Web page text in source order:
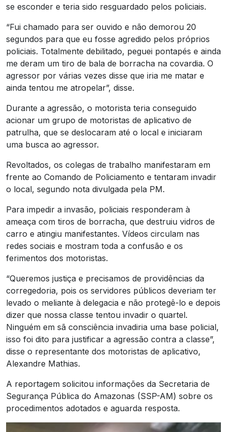
se esconder e teria sido resguardado pelos policiais.
“Fui chamado para ser ouvido e não demorou 20
segundos para que eu fosse agredido pelos próprios
policiais. Totalmente debilitado, peguei pontapés e ainda
me deram um tiro de bala de borracha na covardia. O
agressor por várias vezes disse que iria me matar e
ainda tentou me atropelar”, disse.
Durante a agressão, o motorista teria conseguido
acionar um grupo de motoristas de aplicativo de
patrulha, que se deslocaram até o local e iniciaram
uma busca ao agressor.
Revoltados, os colegas de trabalho manifestaram em
frente ao Comando de Policiamento e tentaram invadir
o local, segundo nota divulgada pela PM.
Para impedir a invasão, policiais responderam à
ameaça com tiros de borracha, que destruiu vidros de
carro e atingiu manifestantes. Vídeos circulam nas
redes sociais e mostram toda a confusão e os
ferimentos dos motoristas.
“Queremos justiça e precisamos de providências da
corregedoria, pois os servidores públicos deveriam ter
levado o meliante à delegacia e não protegê-lo e depois
dizer que nossa classe tentou invadir o quartel.
Ninguém em sã consciência invadiria uma base policial,
isso foi dito para justificar a agressão contra a classe”,
disse o representante dos motoristas de aplicativo,
Alexandre Mathias.
A reportagem solicitou informações da Secretaria de
Segurança Pública do Amazonas (SSP-AM) sobre os
procedimentos adotados e aguarda resposta.